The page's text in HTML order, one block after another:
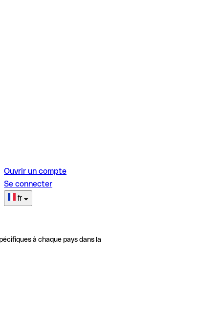
Ouvrir un compte
Se connecter
fr
à chaque pays dans la